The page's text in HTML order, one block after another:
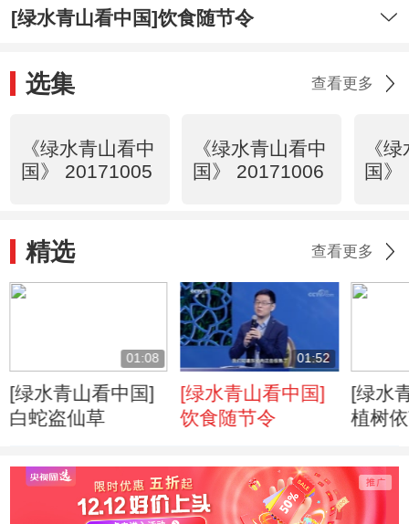
[绿水青山看中国]饮食随节令
选集 查看更多
《绿水青山看中
国》 20171005
《绿水青山看中
国》 20171006
《
国
精选 查看更多
01:08
[绿水青山看中国]
白蛇盗仙草
01:52
[绿水青山看中国]
饮食随节令
[绿水
植树